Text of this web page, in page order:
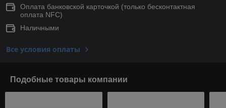
Оплата банковской карточкой (только беcконтактная
оплата NFC)
Наличными
Все условия оплаты
Подобные товары компании